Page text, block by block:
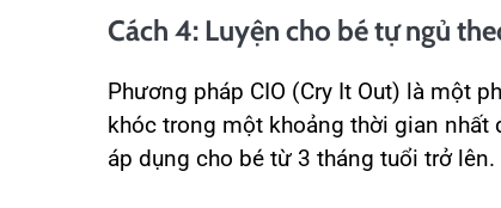
Cách 4: Luyện cho bé tự ngủ
Phương pháp CIO (Cry It Out) là một
khóc trong một khoảng thời gian nhất
áp dụng cho bé từ 3 tháng tuổi trở lên.